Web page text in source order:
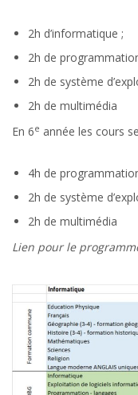
2h d’informatique ;
2h de
2h de système
2h de multimédia
En 6e année les cours
4h de
2h de système
2h de multimédia
Lien pour le